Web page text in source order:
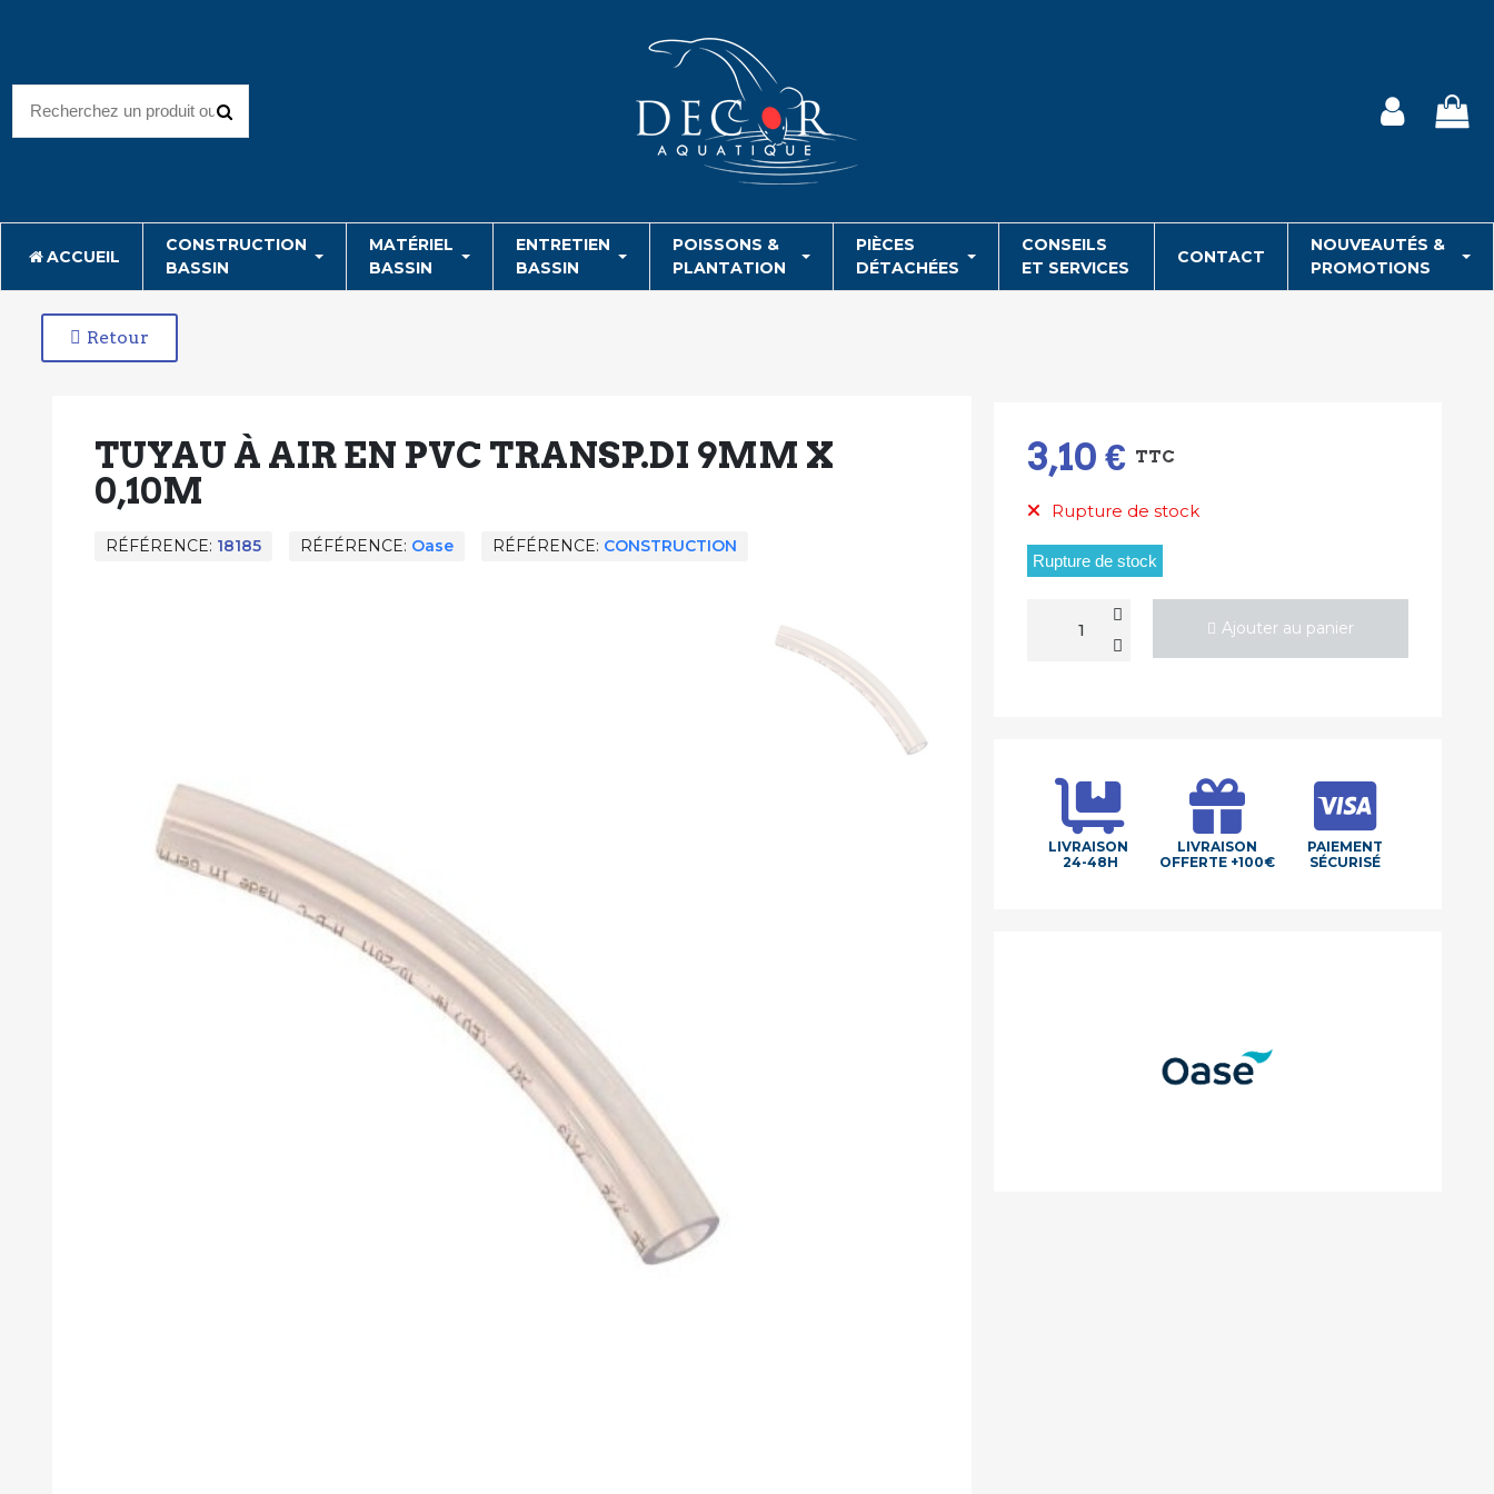
ACCUEIL
CONSTRUCTION
BASSIN
MATÉRIEL
BASSIN
ENTRETIEN
BASSIN
POISSONS &
PLANTATION
PIÈCES
DÉTACHÉES
CONSEILS
ET SERVICES
CONTACT
NOUVEAUTÉS &
PROMOTIONS
Retour
TUYAU À AIR EN PVC TRANSP.DI 9MM X
0,10M
RÉFÉRENCE 18185 RÉFÉRENCE Oase RÉFÉRENCE CONSTRUCTION
3,10 € TTC
Rupture de stock
Rupture de stock
Ajouter au panier
LIVRAISON
24-48H
LIVRAISON
OFFERTE +100€
PAIEMENT
SÉCURISÉ